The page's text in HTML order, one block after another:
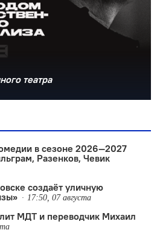
театра
в сезоне 2026—2027
Разенков, Чевик
создаëт уличную
17:50, 07 августа
МДТ и переводчик Михаил